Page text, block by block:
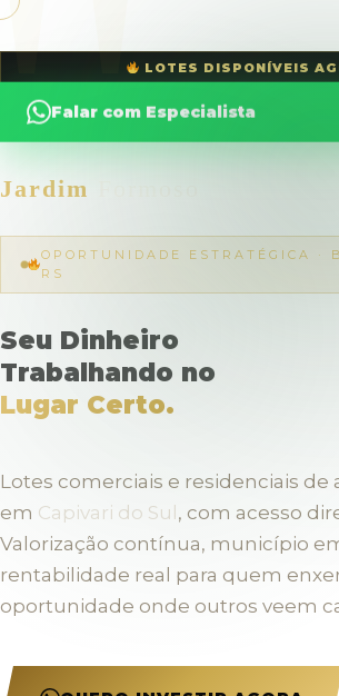
LOTES DISPONÍVEIS
Falar com Especialista
Jardim
OPORTUNIDADE ESTRATÉGICA ·
RS
Seu Dinheiro
Trabalhando no
Lugar Certo.
Lotes comerciais e residenciais de
em Capivari do Sul, com acesso
Valorização contínua, município
rentabilidade real para quem
oportunidade onde outros veem